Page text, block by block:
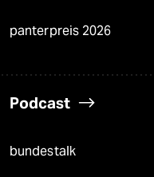
panterpreis 2026
Podcast
bundestalk